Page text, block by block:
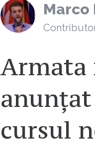
Marco
Armata
cursul